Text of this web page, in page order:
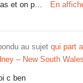
et on p…
En
au sujet qui part
– New South Wales
c ben